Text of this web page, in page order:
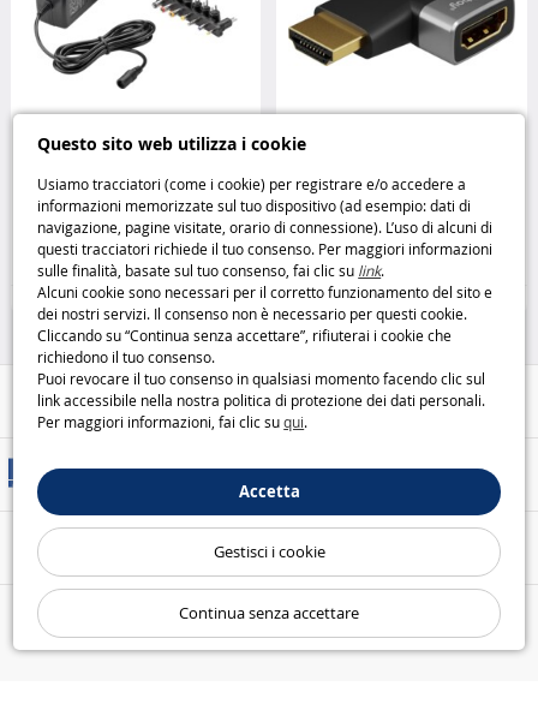
Questo sito web utilizza i cookie
Usiamo tracciatori (come i cookie) per registrare e/o accedere a
informazioni memorizzate sul tuo dispositivo (ad esempio: dati di
navigazione, pagine visitate, orario di connessione). L’uso di alcuni di
questi tracciatori richiede il tuo consenso. Per maggiori informazioni
sulle finalità, basate sul tuo consenso, fai clic su link.
Alcuni cookie sono necessari per il corretto funzionamento del sito e
dei nostri servizi. Il consenso non è necessario per questi cookie.
Cliccando su “Continua senza accettare”, rifiuterai i cookie che
richiedono il tuo consenso.
Puoi revocare il tuo consenso in qualsiasi momento facendo clic sul
link accessibile nella nostra politica di protezione dei dati personali.
Per maggiori informazioni, fai clic suqui.
Accetta
Gestisci i cookie
Continua senza accettare
alimentazione sicura e stabile
Goobay
29,95€
Pile, cavi e caricatori
Goobay 72010Goobay
4,99€
Pile, cavi e caricatori
Aiuto / Contatti
Metodi di consegna
Pagamento sicuro
Le nostre garanzie